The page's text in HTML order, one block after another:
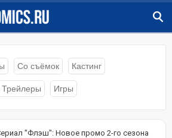
Со съёмок Кастинг
Трейлеры Игры
"Флэш": Новое промо 2-го сезона